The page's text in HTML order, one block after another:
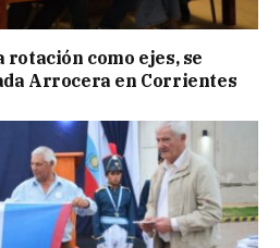
rotación como ejes, se
Arrocera en Corrientes